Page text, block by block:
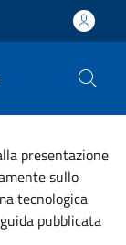
presentazione
sullo
tecnologica
pubblicata